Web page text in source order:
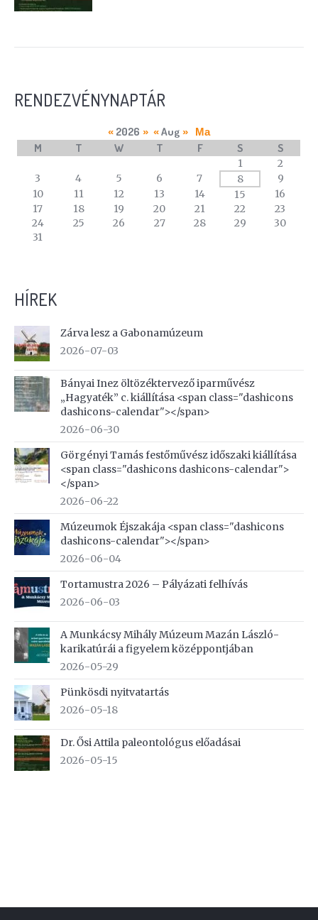
RENDEZVÉNYNAPTÁR
calendar
events
« 2026 » « Aug » Ma
M T W T F S S
1
2
3
4 5 6 7 8
9
10
11 12 13 14 15
16
17
18 19 20 21 22
23
24
25 26 27 28 29
30
31
HÍREK
Zárva lesz a Gabonamúzeum
2026-07-03
Bányai Inez öltözéktervező iparművész
„Hagyaték” c. kiállítása <span class="dashicons
dashicons-calendar"></span>
2026-06-30
Görgényi Tamás festőművész időszaki kiállítása
<span class="dashicons dashicons-calendar">
</span>
2026-06-22
Múzeumok Éjszakája <span class="dashicons
dashicons-calendar"></span>
2026-06-04
Tortamustra 2026 – Pályázati felhívás
2026-06-03
A Munkácsy Mihály Múzeum Mazán László-
karikatúrái a figyelem középpontjában
2026-05-29
Pünkösdi nyitvatartás
2026-05-18
Dr. Ősi Attila paleontológus előadásai
2026-05-15